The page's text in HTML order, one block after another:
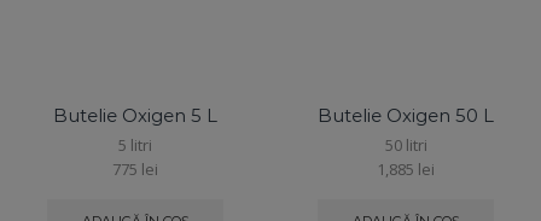
Butelie Oxigen 5 L
5 litri
775 lei
Butelie Oxigen 50 L
50 litri
1,885 lei